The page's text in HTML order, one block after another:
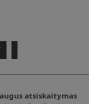
atsiskaitymas